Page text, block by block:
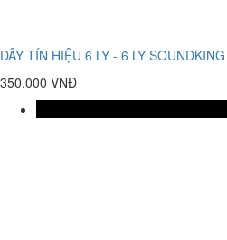
DÂY TÍN HIỆU 6 LY - 6 LY
350.000 VNĐ